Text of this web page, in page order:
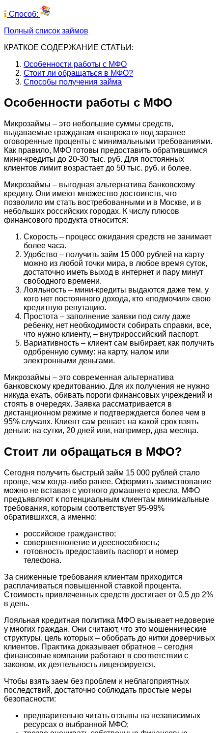
Способ:
Полный список займов
КРАТКОЕ СОДЕРЖАНИЕ СТАТЬИ:
Особенности работы с МФО
Стоит ли обращаться в МФО?
Способы получения займа
Особенности работы с МФО
Микрозаймы – это небольшие суммы средств,
выдаваемые гражданам «напрокат» под заранее
оговоренные проценты с минимальными требованиями.
Как правило, МФО готовы предоставить обратившимся
мини-кредиты до 20-30 тыс. руб. Для постоянных
клиентов лимит возрастает до 50 тыс. руб. и более.
Микрозаймы – выгодная альтернатива банковскому
кредиту. Они имеют множество достоинств, что
позволило им стать востребованными и в Москве, и в
небольших российских городах. К числу плюсов
финансового продукта относится:
Скорость – процесс ожидания средств не занимает
более часа.
Удобство – получить займ 15 000 рублей на карту
можно из любой точки мира, в любое время суток,
достаточно иметь выход в интернет и пару минут
свободного времени.
Лояльность – мини-кредиты выдаются даже тем, у
кого нет постоянного дохода, кто «подмочил» свою
кредитную репутацию.
Простота – заполнение заявки под силу даже
ребенку, нет необходимости собирать справки, все,
что нужно клиенту, – внутрироссийский паспорт.
Вариативность – клиент сам выбирает, как получить
одобренную сумму: на карту, налом или
электронными деньгами.
Микрозаймы – это современная альтернатива
банковскому кредитованию. Для их получения не нужно
никуда ехать, обивать пороги финансовых учреждений и
стоять в очередях. Заявка рассматривается в
дистанционном режиме и подтверждается более чем в
95% случаях. Клиент сам решает, на какой срок взять
деньги: на сутки, 20 дней или, например, два месяца.
Стоит ли обращаться в МФО?
Сегодня получить быстрый займ 15 000 рублей стало
проще, чем когда-либо ранее. Оформить заимствование
можно не вставая с уютного домашнего кресла. МФО
предъявляют к потенциальным клиентам минимальные
требования, которым соответствует 95-99%
обратившихся, а именно:
российское гражданство;
совершеннолетие и дееспособность;
готовность предоставить паспорт и номер
телефона.
За сниженные требования клиентам приходится
расплачиваться повышенной ставкой процента.
Стоимость привлеченных средств достигает от 0,5 до 2%
в день.
Лояльная кредитная политика МФО вызывает недоверие
у многих граждан. Они считают, что это мошеннические
структуры, цель которых – обобрать до нитки доверчивых
клиентов. Практика доказывает обратное – сегодня
финансовые компании работают в соответствии с
законом, их деятельность лицензируется.
Чтобы взять заем без проблем и неблагоприятных
последствий, достаточно соблюдать простые меры
безопасности:
предварительно читать отзывы на независимых
ресурсах о выбранной МФО;